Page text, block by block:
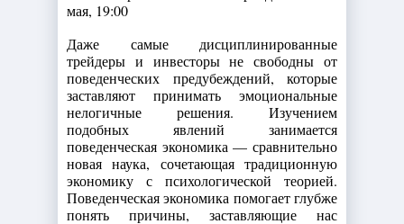
Даже самые дисциплинированные
трейдеры и инвесторы не свободны от
поведенческих предубеждений, которые
заставляют принимать эмоциональные
нелогичные решения. Изучением
подобных явлений занимается
поведенческая экономика — сравнительно
новая наука, сочетающая традиционную
экономику с психологической теорией.
Поведенческая экономика помогает глубже
понять причины, заставляющие нас